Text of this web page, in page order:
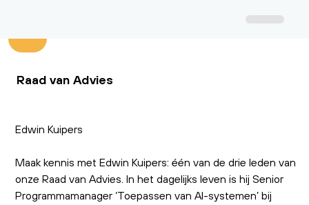
Raad van Advies
Edwin Kuipers
Maak kennis met Edwin Kuipers: één van de drie leden van
onze Raad van Advies. In het dagelijks leven is hij Senior
Programmamanager ‘Toepassen van AI-systemen’ bij